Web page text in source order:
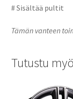
# Sisältää pultit
Tämän vanteen
Tutustu